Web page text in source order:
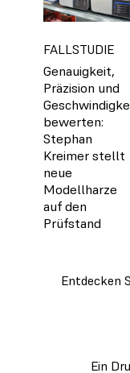
FALLSTUDIE
Genauigkeit,
Präzision und
bewerten:
Stephan
Kreimer stellt
neue
Modellharze
auf den
Prüfstand
Entdecken
Ein